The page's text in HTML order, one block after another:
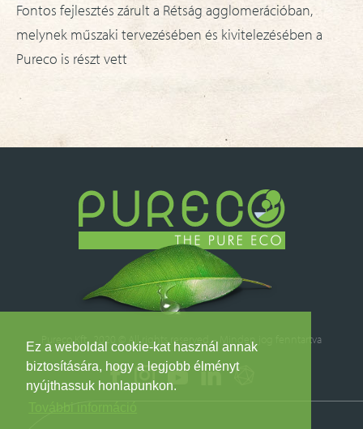
Ez a weboldal cookie-kat használ annak
biztosítására, hogy a legjobb élményt
nyújthassuk honlapunkon.
Fontos fejlesztés zárult a Rétság agglomerációban,
melynek műszaki tervezésében és kivitelezésében a
Pureco is részt vett
Pureco Kft. 2020 © All rights reserved – Minden jog fenntartva